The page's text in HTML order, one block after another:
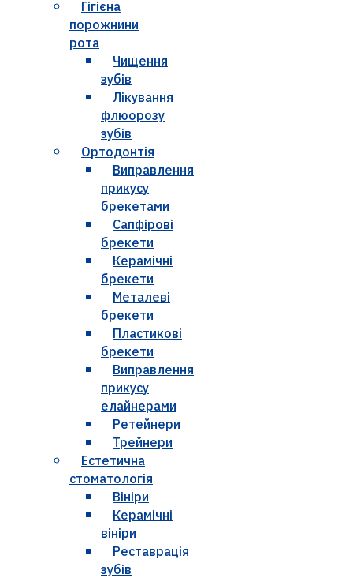
Гігієна
порожнини
рота
Чищення
зубів
Лікування
флюорозу
зубів
Ортодонтія
Виправлення
прикусу
брекетами
Сапфірові
брекети
Керамічні
брекети
Металеві
брекети
Пластикові
брекети
Виправлення
прикусу
елайнерами
Ретейнери
Трейнери
Естетична
стоматологія
Вініри
Керамічні
вініри
Реставрація
зубів